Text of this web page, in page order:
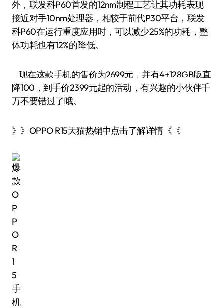
外，联发科P60首发的12nm制程工艺让其功耗表现
接近对手10nm处理器，相较于前代P30平台，联发
科P60在运行重度应用时，可以减少25%的功耗，整
体功耗也有12%的降低。
现在这款手机的售价为2699元，并有4+128GB版直
降100，到手价2399元起的活动，有兴趣的小伙伴千
万不要错过了哦。
》》OPPO R15天猫热销中点击了解详情《《